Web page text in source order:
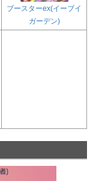
ブースターex(イーブイ
ガーデン)